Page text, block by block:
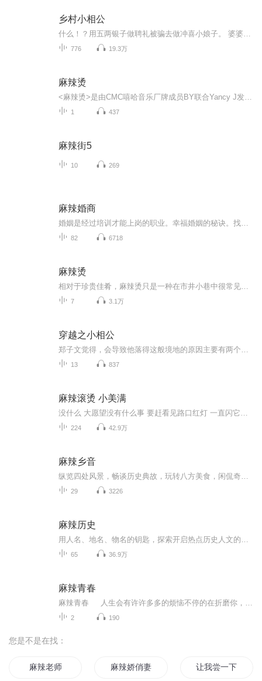
乡村小相公
776 19.3万
麻辣烫
1 437
麻辣街5
10 269
麻辣婚商
82 6718
麻辣烫
7 3.1万
穿越之小相公
13 837
麻辣滚烫 小美满
224 42.9万
麻辣乡音
29 3226
麻辣历史
65 36.9万
麻辣青春
2 190
您是不是在找：
麻辣老师 麻辣娇俏妻 让我尝一下